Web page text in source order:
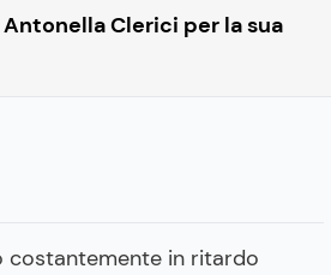
Clerici per la sua
costantemente in ritardo